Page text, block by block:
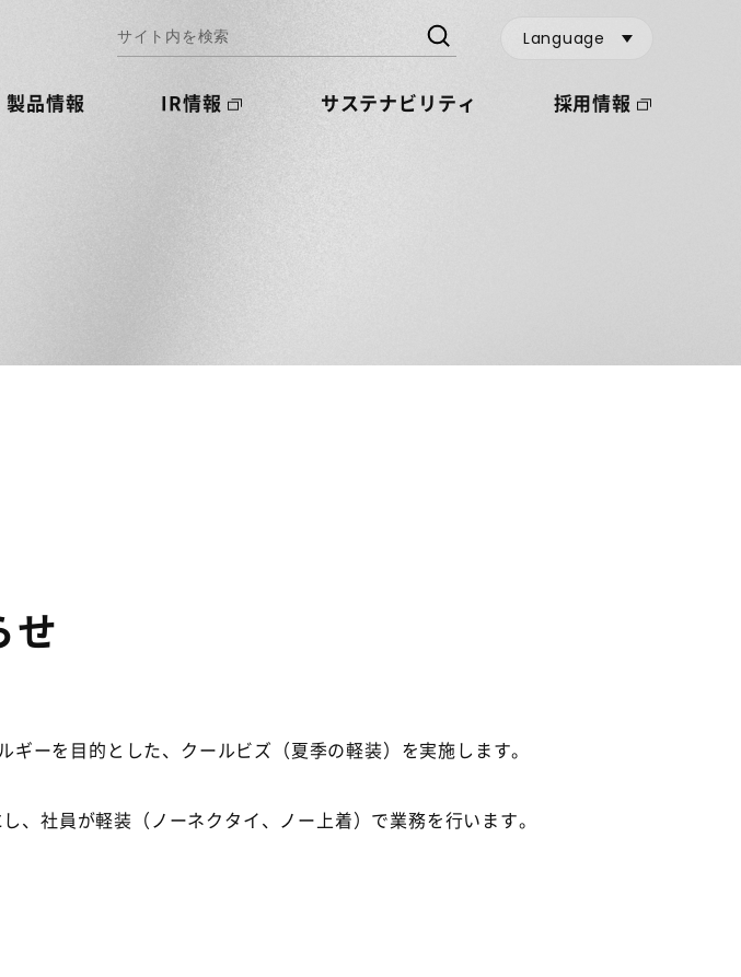
製品情報 IR情報 サステナビリティ 採用情報
Language
せ
ーを目的とした、クールビズ（夏季の軽装）を実施します。
社員が軽装（ノーネクタイ、ノー上着）で業務を行います。